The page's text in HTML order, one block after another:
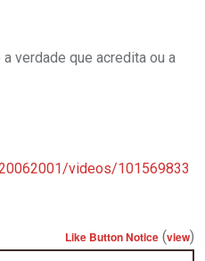
verdade que acredita ou a
videos/101569833
Like Button Notice (view)